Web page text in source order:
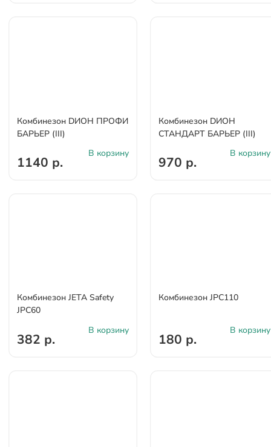
Комбинезон DИОН ПРОФИ
БАРЬЕР (III)
1140 р.
В корзину
Комбинезон DИОН
СТАНДАРТ БАРЬЕР (III)
970 р.
В корзину
Комбинезон JETA Safety
JPC60
382 р.
В корзину
Комбинезон JPC110
180 р.
В корзину